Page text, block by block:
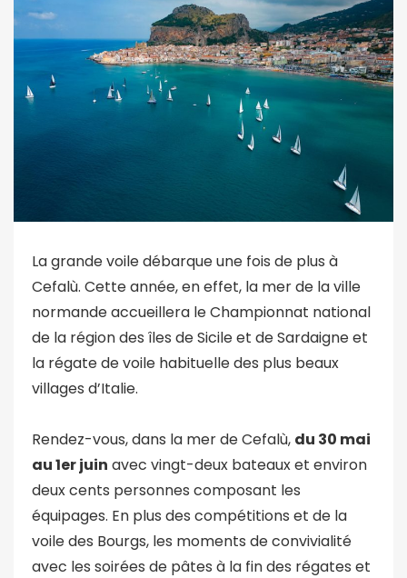
La grande voile débarque une fois de plus à
Cefalù. Cette année, en effet, la mer de la ville
normande accueillera le Championnat national
de la région des îles de Sicile et de Sardaigne et
la régate de voile habituelle des plus beaux
villages d’Italie.
Rendez-vous, dans la mer de Cefalù, du 30 mai
au 1er juin avec vingt-deux bateaux et environ
deux cents personnes composant les
équipages. En plus des compétitions et de la
voile des Bourgs, les moments de convivialité
avec les soirées de pâtes à la fin des régates et